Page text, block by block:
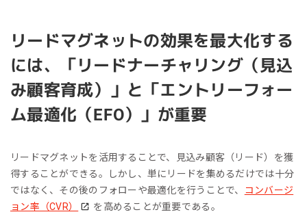
リードマグネットの効果を最大化する
には、「リードナーチャリング（見込
み顧客育成）」と「エントリーフォー
ム最適化（EFO）」が重要
リードマグネットを活用することで、見込み顧客（リード）を獲
得することができる。しかし、単にリードを集めるだけでは十分
ではなく、その後のフォローや最適化を行うことで、 コンバージ
ョン率（CVR）
を高めることが重要である。